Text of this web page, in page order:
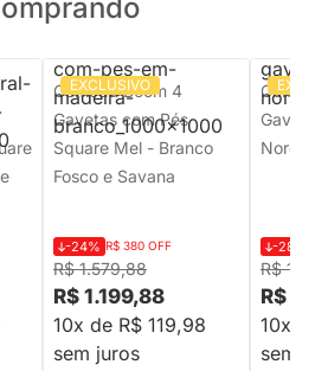
EXCLUSIVO
Cômoda Boom 4
Gavetas com Pés
Square Mel - Branco
Fosco e Savana
R$ 1.579,88
-24% R$ 380 OFF
R$ 1.199,88
10x de R$ 119,98
sem juros
Nordic
R$
-28%
R$
10x de
sem